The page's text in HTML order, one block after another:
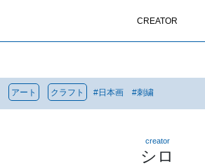
CREATOR
アート クラフト #日本画 #刺繍
creator
シロ